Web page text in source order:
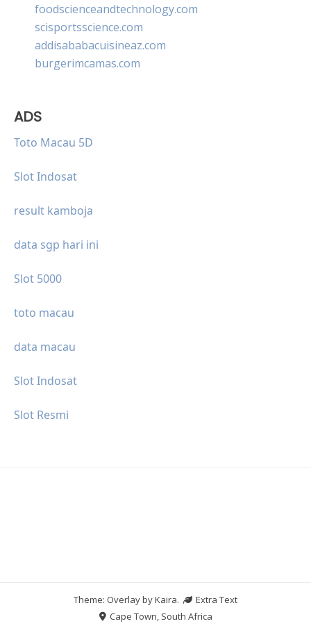
foodscienceandtechnology.com
scisportsscience.com
addisababacuisineaz.com
burgerimcamas.com
ADS
Toto Macau 5D
Slot Indosat
result kamboja
data sgp hari ini
Slot 5000
toto macau
data macau
Slot Indosat
Slot Resmi
Theme: Overlay byKaira.
Extra Text
Cape Town, South Africa